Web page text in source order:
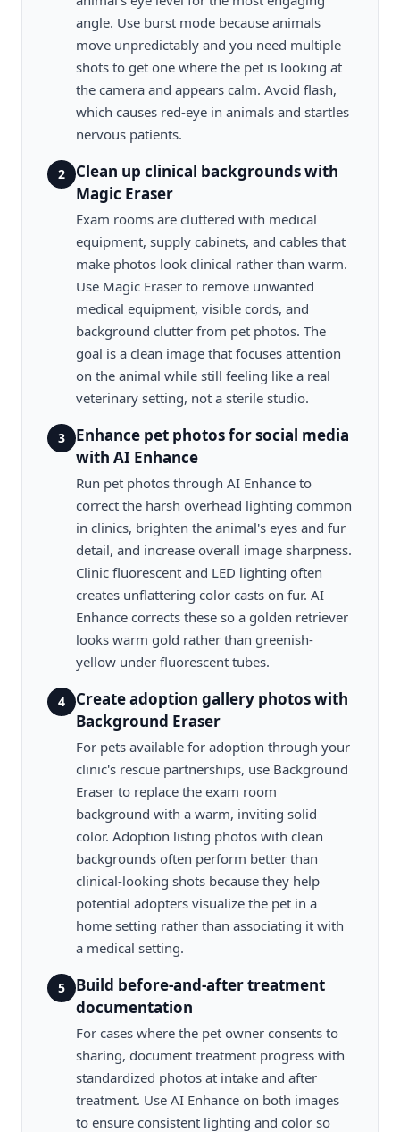
angle. Use burst mode because animals
move unpredictably and you need multiple
shots to get one where the pet is looking at
the camera and appears calm. Avoid flash,
which causes red-eye in animals and startles
nervous patients.
2
Clean up clinical backgrounds with
Magic Eraser
Exam rooms are cluttered with medical
equipment, supply cabinets, and cables that
make photos look clinical rather than warm.
Use Magic Eraser to remove unwanted
medical equipment, visible cords, and
background clutter from pet photos. The
goal is a clean image that focuses attention
on the animal while still feeling like a real
veterinary setting, not a sterile studio.
3
Enhance pet photos for social media
with AI Enhance
Run pet photos through AI Enhance to
correct the harsh overhead lighting common
in clinics, brighten the animal's eyes and fur
detail, and increase overall image sharpness.
Clinic fluorescent and LED lighting often
creates unflattering color casts on fur. AI
Enhance corrects these so a golden retriever
looks warm gold rather than greenish-
yellow under fluorescent tubes.
4
Create adoption gallery photos with
Background Eraser
For pets available for adoption through your
clinic's rescue partnerships, use Background
Eraser to replace the exam room
background with a warm, inviting solid
color. Adoption listing photos with clean
backgrounds often perform better than
clinical-looking shots because they help
potential adopters visualize the pet in a
home setting rather than associating it with
a medical setting.
5
Build before-and-after treatment
documentation
For cases where the pet owner consents to
sharing, document treatment progress with
standardized photos at intake and after
treatment. Use AI Enhance on both images
to ensure consistent lighting and color so